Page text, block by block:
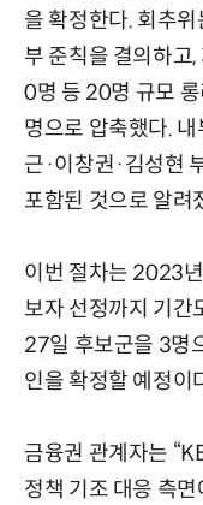
을 확정한다. 회추
부 준칙을 결의하고
0명 등 20명 규모
명으로 압축했다.
근·이창권·김성현
포함된 것으로 알려
이번 절차는 2023
보자 선정까지 기간
27일 후보군을 3명
인을 확정할 예정이
금융권 관계자는
정책 기조 대응 측